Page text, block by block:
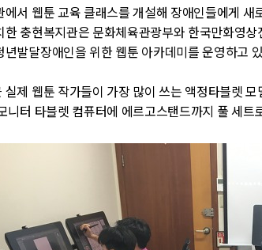
에서 웹툰 교육 클래스를 개설해 장애인들에게
한 충현복지관은 문화체육관광부와 한국만화영
년발달장애인을 위한 웹툰 아카데미를 운영하고
실제 웹툰 작가들이 가장 많이 쓰는 액정타블렛 모
니터 타블렛 컴퓨터에 에르고스탠드까지 풀 세트